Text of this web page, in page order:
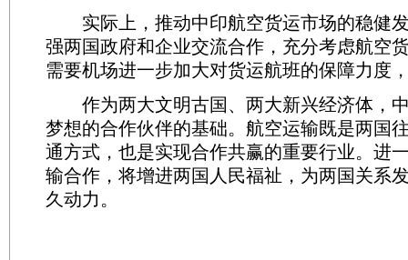
实际上，推动中印航空货运市场的稳健
强两国政府和企业交流合作，充分考虑航空
需要机场进一步加大对货运航班的保障力度
作为两大文明古国、两大新兴经济体，
梦想的合作伙伴的基础。航空运输既是两国
通方式，也是实现合作共赢的重要行业。进
输合作，将增进两国人民福祉，为两国关系
久动力。